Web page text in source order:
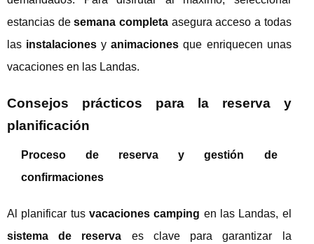
estancias desemana completaasegura acceso a todas
las instalaciones yanimaciones que enriquecen unas
vacaciones en las Landas.
Consejos prácticos para la reserva y
planificación
Proceso de reserva y gestión de
confirmaciones
Al planificar tus vacaciones camping en las Landas, el
sistema de reserva es clave para garantizar la